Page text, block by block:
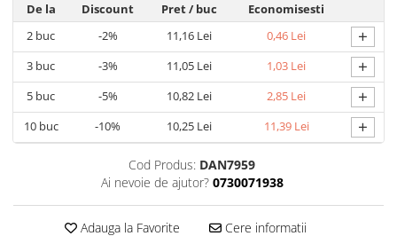
Cablu electric, canal cablu
Cap prelungitor
Conectoare
electrice/Morsete/reglete
Copex
Dulii/Dulie adaptor
Electrocasnice de mici dimensiuni
De la
Discount Pret/ buc
Economisesti
2 buc -2% 11,16 Lei 0,46 Lei +
3 buc -3% 11,05 Lei 1,03 Lei +
5 buc -5% 10,82 Lei 2,85 Lei +
10buc -10% 10,25 Lei 11,39 Lei +
Cod Produs: DAN7959
Ai nevoie de ajutor? 0730071938
Adauga la Favorite Cere informatii